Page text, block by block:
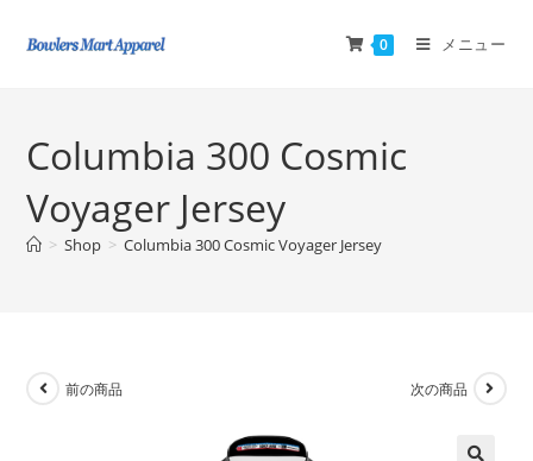
0 メニュー
Columbia 300 Cosmic
Voyager Jersey
> Shop > Columbia 300 Cosmic Voyager Jersey
前の商品 次の商品